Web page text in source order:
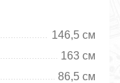
146,5 см
163 см
86,5 см